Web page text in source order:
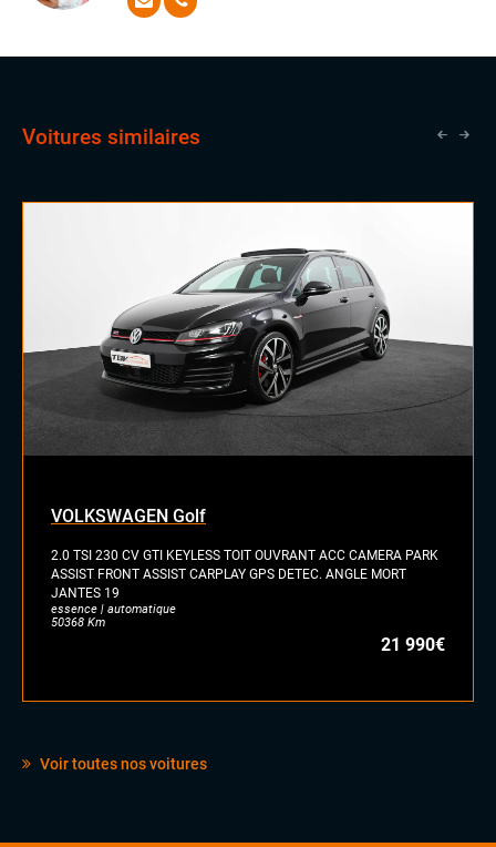
attentes les plus exigeantes avec aisance
Voitures similaires
VOLKSWAGEN Golf
2.0 TSI 230 CV GTI KEYLESS TOIT OUVRANT ACC CAMERA PARK
ASSIST FRONT ASSIST CARPLAY GPS DETEC. ANGLE MORT
JANTES 19
essence | automatique
50368 Km
21 990€
Voir toutes nos voitures